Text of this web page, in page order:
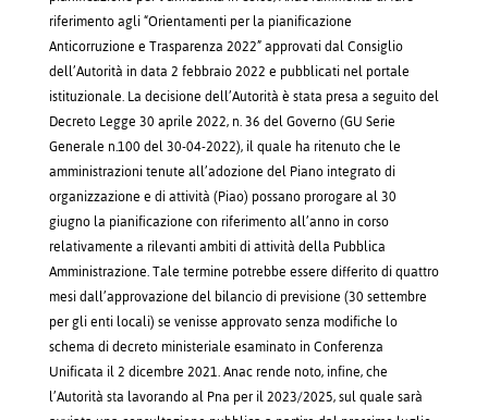
riferimento agli “Orientamenti per la pianificazione
Anticorruzione e Trasparenza 2022” approvati dal Consiglio
dell’Autorità in data 2 febbraio 2022 e pubblicati nel portale
istituzionale. La decisione dell’Autorità è stata presa a seguito del
Decreto Legge 30 aprile 2022, n. 36 del Governo (GU Serie
Generale n.100 del 30-04-2022), il quale ha ritenuto che le
amministrazioni tenute all’adozione del Piano integrato di
organizzazione e di attività (Piao) possano prorogare al 30
giugno la pianificazione con riferimento all’anno in corso
relativamente a rilevanti ambiti di attività della Pubblica
Amministrazione. Tale termine potrebbe essere differito di quattro
mesi dall’approvazione del bilancio di previsione (30 settembre
per gli enti locali) se venisse approvato senza modifiche lo
schema di decreto ministeriale esaminato in Conferenza
Unificata il 2 dicembre 2021. Anac rende noto, infine, che
l’Autorità sta lavorando al Pna per il 2023/2025, sul quale sarà